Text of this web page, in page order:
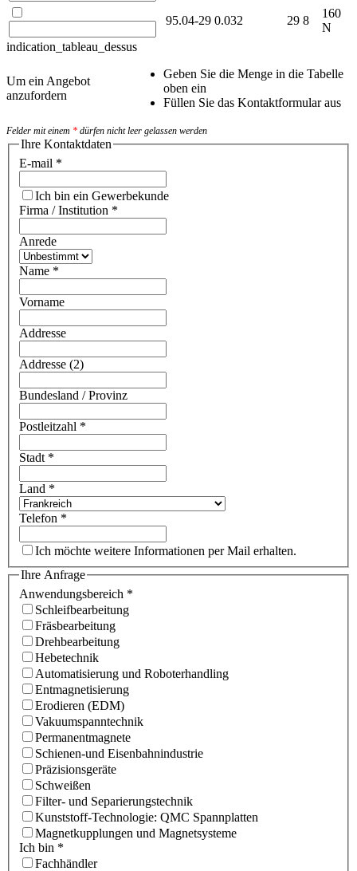
95.04-29 0.032 29 8
160
N
indication_tableau_dessus
Um ein Angebot
anzufordern
Geben Sie die Menge in die Tabelle
oben ein
Füllen Sie das Kontaktformular aus
Felder mit einem * dürfen nicht leer gelassen werden
Ihre Kontaktdaten
E-mail *
Ich bin ein Gewerbekunde
Firma / Institution *
Anrede
Name *
Vorname
Addresse
Addresse (2)
Bundesland / Provinz
Postleitzahl *
Stadt *
Land *
Telefon *
Ich möchte weitere Informationen per Mail erhalten.
Ihre Anfrage
Anwendungsbereich *
Schleifbearbeitung
Fräsbearbeitung
Drehbearbeitung
Hebetechnik
Automatisierung und Roboterhandling
Entmagnetisierung
Erodieren (EDM)
Vakuumspanntechnik
Permanentmagnete
Schienen-und Eisenbahnindustrie
Präzisionsgeräte
Schweißen
Filter- und Separierungstechnik
Kunststoff-Technologie: QMC Spannplatten
Magnetkupplungen und Magnetsysteme
Ich bin *
Fachhändler